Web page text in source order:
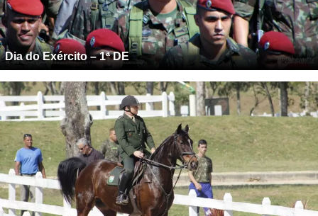
Dia do Exército – 1ª DE